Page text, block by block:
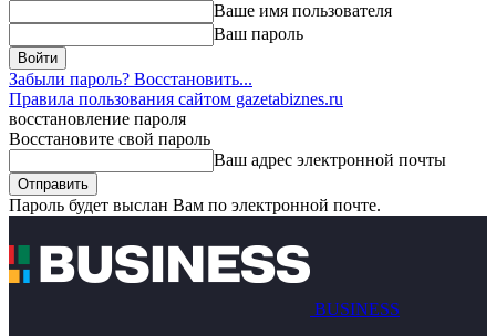
Ваше имя пользователя
Ваш пароль
Забыли пароль? Восстановить...
Правила пользования сайтом gazetabiznes.ru
восстановление пароля
Восстановите свой пароль
Ваш адрес электронной почты
Пароль будет выслан Вам по электронной почте.
BUSINESS